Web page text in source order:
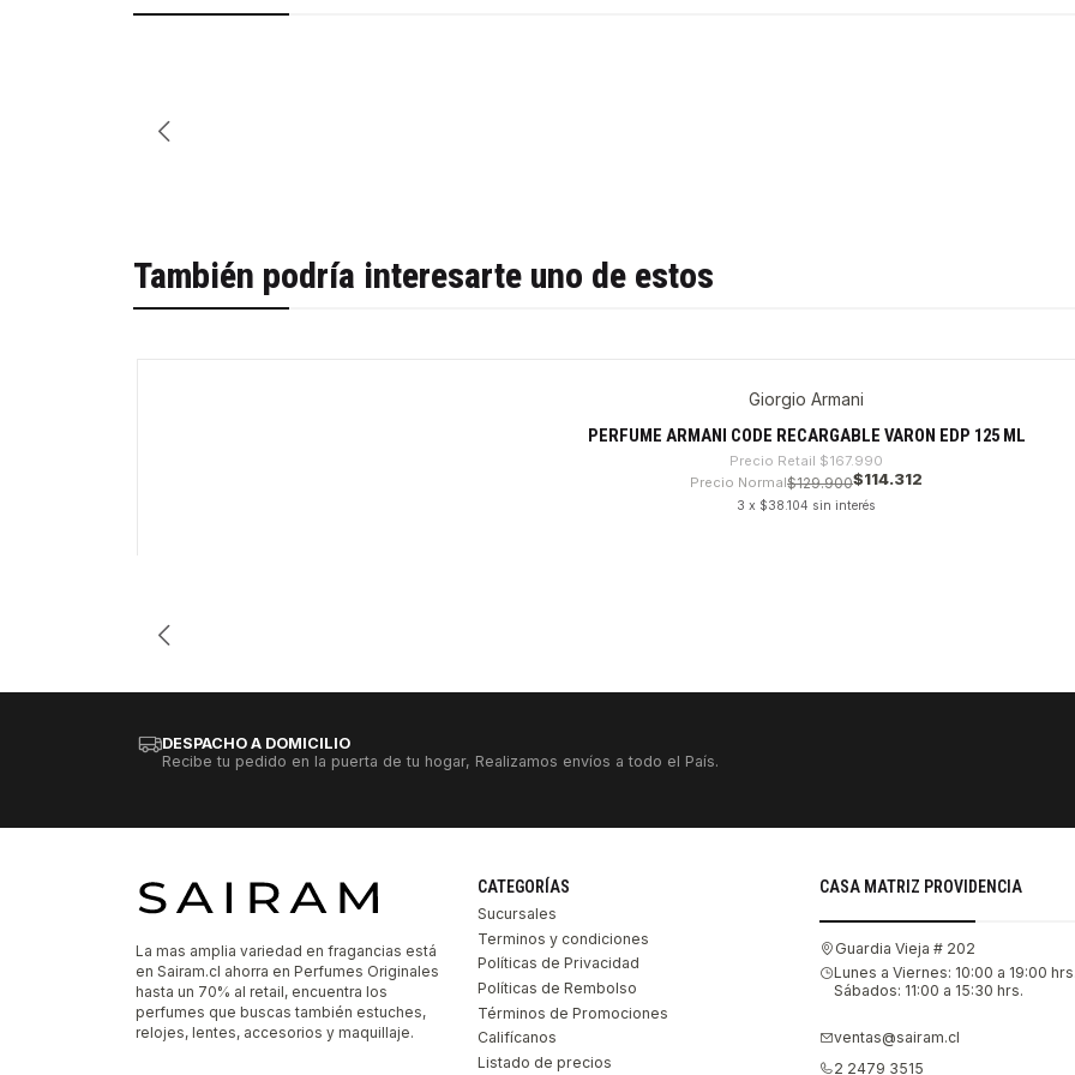
También podría interesarte uno de estos
Giorgio Armani
PERFUME ARMANI CODE RECARGABLE VARON EDP 125 ML
Precio Retail $167.990
Precio Normal$129.900$114.312
3 x $38.104 sin interés
DESPACHO A DOMICILIO
Recibe tu pedido en la puerta de tu hogar, Realizamos envíos a todo el País.
La mas amplia variedad en fragancias está
en Sairam.cl ahorra en Perfumes Originales
hasta un 70% al retail, encuentra los
perfumes que buscas también estuches,
relojes, lentes, accesorios y maquillaje.
CATEGORÍAS
Sucursales
Terminos y condiciones
Políticas de Privacidad
Políticas de Rembolso
Términos de Promociones
Califícanos
Listado de precios
CASA MATRIZ PROVIDENCIA
Guardia Vieja # 202
Lunes a Viernes: 10:00 a 19:00
Sábados: 11:00 a 15:30 hrs.
ventas@sairam.cl
2 2479 3515